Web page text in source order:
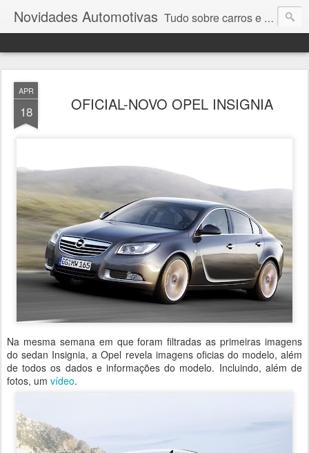
Novidades Automotivas Tudo sobre carros e motores
APR
18 OFICIAL-NOVO OPEL INSIGNIA
Na mesma semana em que foram filtradas as primeiras imagens
do sedan Insignia, a Opel revela imagens oficias do modelo, além
de todos os dados e informações do modelo. Incluindo, além de
fotos, um vídeo.